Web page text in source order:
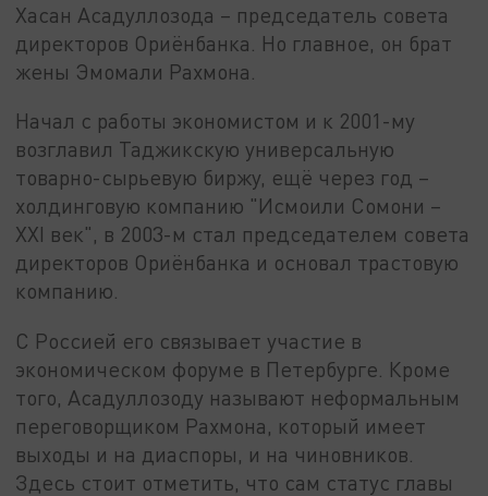
Хасан Асадуллозода – председатель совета
директоров Ориёнбанка. Но главное, он брат
жены Эмомали Рахмона.
Начал с работы экономистом и к 2001-му
возглавил Таджикскую универсальную
товарно-сырьевую биржу, ещё через год –
холдинговую компанию "Исмоили Сомони –
XXI век", в 2003-м стал председателем совета
директоров Ориёнбанка и основал трастовую
компанию.
С Россией его связывает участие в
экономическом форуме в Петербурге. Кроме
того, Асадуллозоду называют неформальным
переговорщиком Рахмона, который имеет
выходы и на диаспоры, и на чиновников.
Здесь стоит отметить, что сам статус главы